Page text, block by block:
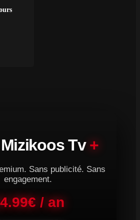
Mizikoos Tv+
Sans publicité. Sans
engagement.
/ an